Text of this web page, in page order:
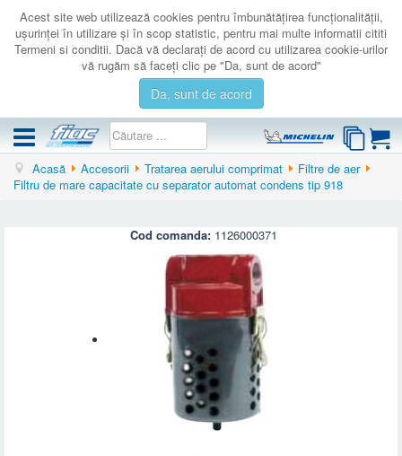
Acest site web utilizează cookies pentru îmbunătăţirea funcţionalităţii,
uşurinţei în utilizare şi în scop statistic, pentru mai multe informatii cititi
Termeni si conditii. Dacă vă declaraţi de acord cu utilizarea cookie-urilor
vă rugăm să faceţi clic pe "Da, sunt de acord"
Da, sunt de acord
COMPRESOARE
Acasă Accesorii Tratarea aerului comprimat
Filtre de aer
Filtru de mare capacitate cu separator automat condens tip 918
Cod comanda: 1126000371